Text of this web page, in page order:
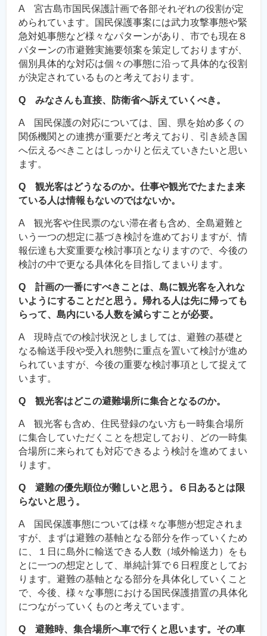
A 宮古島市国民保護計画で各部それぞれの役割が定
められています。国民保護事案には武力攻撃事態や緊
急対処事態など様々なパターンがあり、市でも現在８
パターンの市避難実施要領案を策定しておりますが、
個別具体的な対応は個々の事態に沿って具体的な役割
が決定されているものと考えております。
Q みなさんも直接、防衛省へ訴えていくべき。
A 国民保護の対応については、国、県を始め多くの
関係機関との連携が重要だと考えており、引き続き国
へ伝えるべきことはしっかりと伝えていきたいと思い
ます。
Q 観光客はどうなるのか。仕事や観光でたまたま来
ている人は情報もないのではないか。
A 観光客や住民票のない滞在者も含め、全島避難と
いう一つの想定に基づき検討を進めておりますが、情
報伝達も大変重要な検討事項となりますので、今後の
検討の中で更なる具体化を目指してまいります。
Q 計画の一番にすべきことは、島に観光客を入れな
いようにすることだと思う。帰れる人は先に帰っても
らって、島内にいる人数を減らすことが必要。
A 現時点での検討状況としましては、避難の基礎と
なる輸送手段や受入れ態勢に重点を置いて検討が進め
られていますが、今後の重要な検討事項として捉えて
います。
Q 観光客はどこの避難場所に集合となるのか。
A 観光客も含め、住民登録のない方も一時集合場所
に集合していただくことを想定しており、どの一時集
合場所に来られても対応できるよう検討を進めてまい
ります。
Q 避難の優先順位が難しいと思う。６日あるとは限
らないと思う。
A 国民保護事態については様々な事態が想定されま
すが、まずは避難の基軸となる部分を作っていくため
に、１日に島外に輸送できる人数（域外輸送力）をも
とに一つの想定として、単純計算で６日程度としてお
ります。避難の基軸となる部分を具体化していくこと
で、今後、様々な事態における国民保護措置の具体化
につながっていくものと考えています。
Q 避難時、集合場所へ車で行くと思います。その車